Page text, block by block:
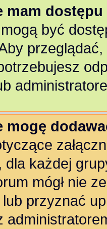
mam dostępu
być
mogę
dla każdej
mógł nie
przyznać